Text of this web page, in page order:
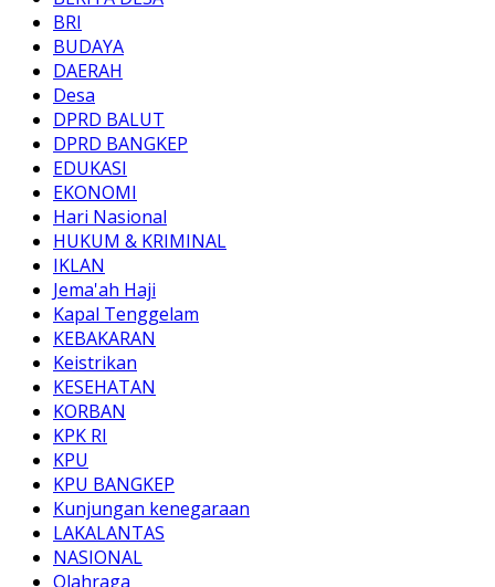
BRI
BUDAYA
DAERAH
Desa
DPRD BALUT
DPRD BANGKEP
EDUKASI
EKONOMI
Hari Nasional
HUKUM & KRIMINAL
IKLAN
Jema'ah Haji
Kapal Tenggelam
KEBAKARAN
Keistrikan
KESEHATAN
KORBAN
KPK RI
KPU
KPU BANGKEP
Kunjungan kenegaraan
LAKALANTAS
NASIONAL
Olahraga